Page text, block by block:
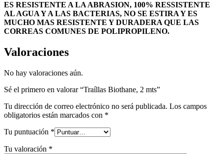
ES RESISTENTE A LA ABRASION, 100% RESSISTENTE
AL AGUA Y A LAS BACTERIAS, NO SE ESTIRA Y ES
MUCHO MAS RESISTENTE Y DURADERA QUE LAS
CORREAS COMUNES DE POLIPROPILENO.
Valoraciones
No hay valoraciones aún.
Sé el primero en valorar “Traíllas Biothane, 2 mts”
Tu dirección de correo electrónico no será publicada. Los campos
obligatorios están marcados con *
Tu puntuación *
Tu valoración *